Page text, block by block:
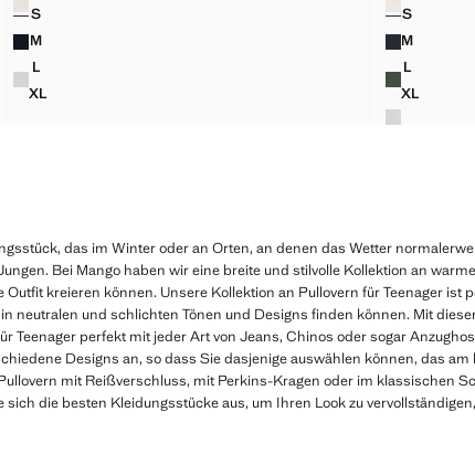
SSTRICKPULLOVER AUS BAUMWOLLE
MSTRICKPULLOVER AUS BAUMWOLLE
L
STRICKPULLOVER AUS BAUMWOLLE
XLSTRICKPULLOVER AUS BAUMWOLLE
SBASIC-
MBASIC-
LBASIC-
XLBASIC-
das im Winter oder an Orten, an denen das Wetter
Bei Mango haben wir eine breite und stilvolle Kollektion an
Outfit kreieren können. Unsere Kollektion an Pullovern für Teenager ist
neutralen und schlichten Tönen und Designs finden können. Mit
Teenager perfekt mit jeder Art von Jeans, Chinos oder sogar
Designs an, so dass Sie dasjenige auswählen können, das
mit Reißverschluss, mit Perkins-Kragen oder im klassischen
sich die besten Kleidungsstücke aus, um Ihren Look zu